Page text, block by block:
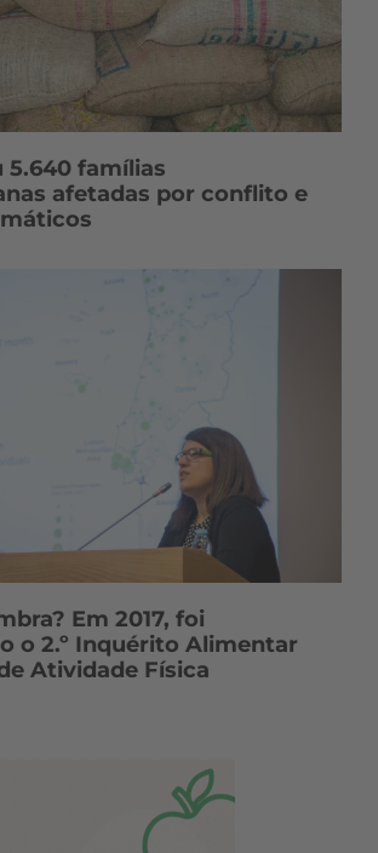
5.640 famílias
afetadas por conflito e
Em 2017, foi
o 2.º Inquérito Alimentar
Atividade Física